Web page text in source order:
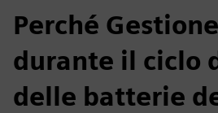
Perché
durante il ciclo
delle batterie